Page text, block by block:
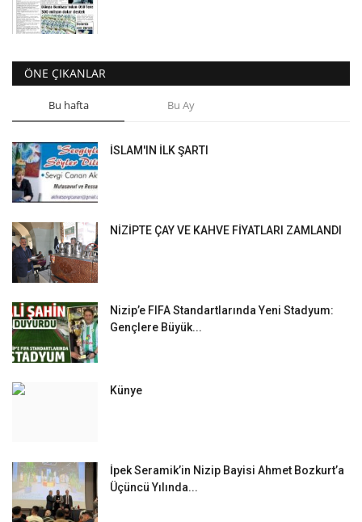
ÖNE ÇIKANLAR
Bu hafta Bu Ay
İSLAM'IN İLK ŞARTI
NİZİPTE ÇAY VE KAHVE FİYATLARI ZAMLANDI
Nizip’e FIFA Standartlarında Yeni Stadyum:
Gençlere Büyük...
Künye
İpek Seramik’in Nizip Bayisi Ahmet Bozkurt’a
Üçüncü Yılında...